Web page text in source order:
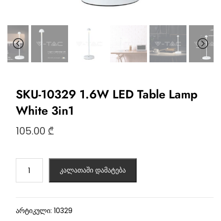
SKU-10329 1.6W LED Table Lamp
White 3in1
105.00 ₾
კალათაში დამატება
არტიკული: 10329